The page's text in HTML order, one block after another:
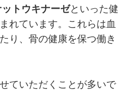
ットウキナーゼといった健
れています。これらは血
り、骨の健康を保つ働き
ていただくことが多いで